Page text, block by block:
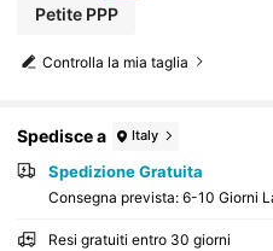
Petite PPP
Controlla la mia taglia
Spedisce a Italy
Spedizione Gratuita
Consegna prevista: 6-10 Giorni
Resi gratuiti entro 30 giorni